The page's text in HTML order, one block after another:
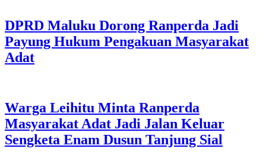
DPRD Maluku Dorong Ranperda Jadi
Payung Hukum Pengakuan Masyarakat
Adat
Warga Leihitu Minta Ranperda
Masyarakat Adat Jadi Jalan Keluar
Sengketa Enam Dusun Tanjung Sial